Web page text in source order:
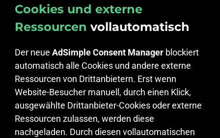
Cookies und externe
Ressourcen vollautomatisch
Der neue AdSimple Consent Manager blockiert
automatisch alle Cookies und andere externe
Ressourcen von Drittanbietern. Erst wenn
Website-Besucher manuell, durch einen Klick,
ausgewählte Drittanbieter-Cookies oder externe
Ressourcen zulassen, werden diese
nachgeladen. Durch diesen vollautomatischen